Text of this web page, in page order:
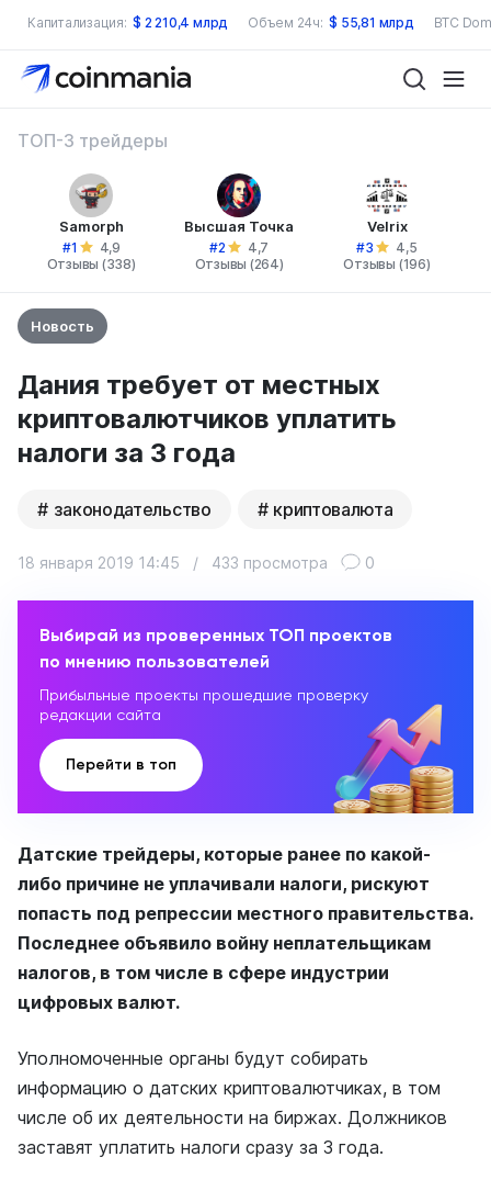
Капитализация: $ 2 210,4 млрд Объем 24ч: $ 55,81 млрд BTC
ТОП-3 трейдеры
Samorph
#1
4,9
Отзывы (338)
Высшая Точка
#2
4,7
Отзывы (264)
Velrix
#3
4,5
Отзывы (196)
Новость
Дания требует от местных
криптовалютчиков уплатить
налоги за 3 года
законодательство криптовалюта
18 января 2019 14:45 / 433 просмотра 0
Выбирай из проверенных ТОП проектов
по мнению пользователей
Прибыльные проекты прошедшие проверку
редакции сайта
Перейти в топ
Датские трейдеры, которые ранее по какой-
либо причине не уплачивали налоги, рискуют
попасть под репрессии местного правительства.
Последнее объявило войну неплательщикам
налогов, в том числе в сфере индустрии
цифровых валют.
Уполномоченные органы будут собирать
информацию о датских криптовалютчиках, в том
числе об их деятельности на биржах. Должников
заставят уплатить налоги сразу за 3 года.